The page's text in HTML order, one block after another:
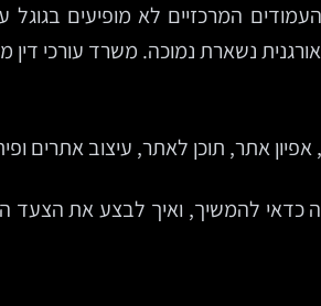
המרכזיים לא מופיעים בגוגל
נשארת נמוכה. משרד עורכי
כדאי להמשיך, ואיך לבצע את הצעד